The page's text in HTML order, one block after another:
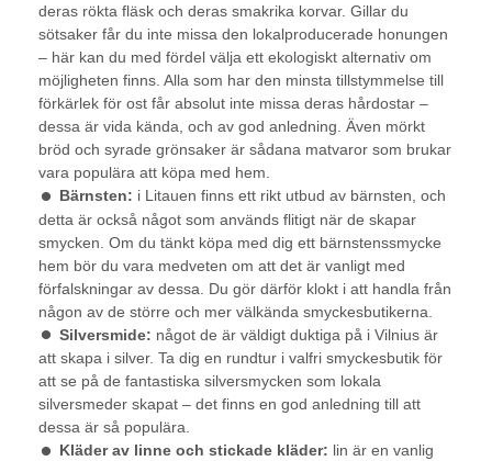
deras rökta fläsk och deras smakrika korvar. Gillar du
sötsaker får du inte missa den lokalproducerade honungen
– här kan du med fördel välja ett ekologiskt alternativ om
möjligheten finns. Alla som har den minsta tillstymmelse till
förkärlek för ost får absolut inte missa deras hårdostar –
dessa är vida kända, och av god anledning. Även mörkt
bröd och syrade grönsaker är sådana matvaror som brukar
vara populära att köpa med hem.
Bärnsten: i Litauen finns ett rikt utbud av bärnsten, och
detta är också något som används flitigt när de skapar
smycken. Om du tänkt köpa med dig ett bärnstenssmycke
hem bör du vara medveten om att det är vanligt med
förfalskningar av dessa. Du gör därför klokt i att handla från
någon av de större och mer välkända smyckesbutikerna.
Silversmide: något de är väldigt duktiga på i Vilnius är
att skapa i silver. Ta dig en rundtur i valfri smyckesbutik för
att se på de fantastiska silversmycken som lokala
silversmeder skapat – det finns en god anledning till att
dessa är så populära.
Kläder av linne och stickade kläder: lin är en vanlig